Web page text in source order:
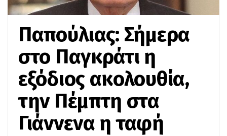
Παπούλιας: Σήμερα
στο Παγκράτι η
εξόδιος ακολουθία,
την Πέμπτη στα
Γιάννενα η ταφή